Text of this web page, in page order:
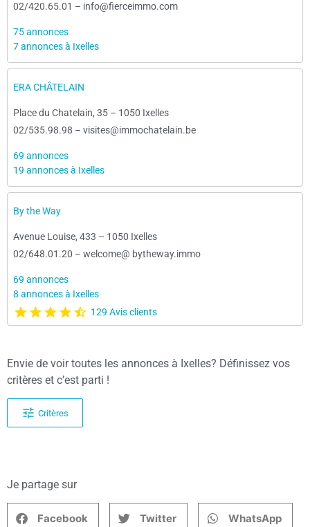
02/420.65.01 – info@fierceimmo.com
75 annonces
7 annonces à Ixelles
ERA CHÂTELAIN
Place du Chatelain, 35 – 1050 Ixelles
02/535.98.98 – visites@immochatelain.be
69 annonces
19 annonces à Ixelles
By the Way
Avenue Louise, 433 – 1050 Ixelles
02/648.01.20 – welcome@ bytheway.immo
69 annonces
8 annonces à Ixelles
129 Avis clients
Envie de voir toutes les annonces à Ixelles? Définissez vos
critères et c’est parti !
Critères
Je partage sur
Facebook Twitter WhatsApp